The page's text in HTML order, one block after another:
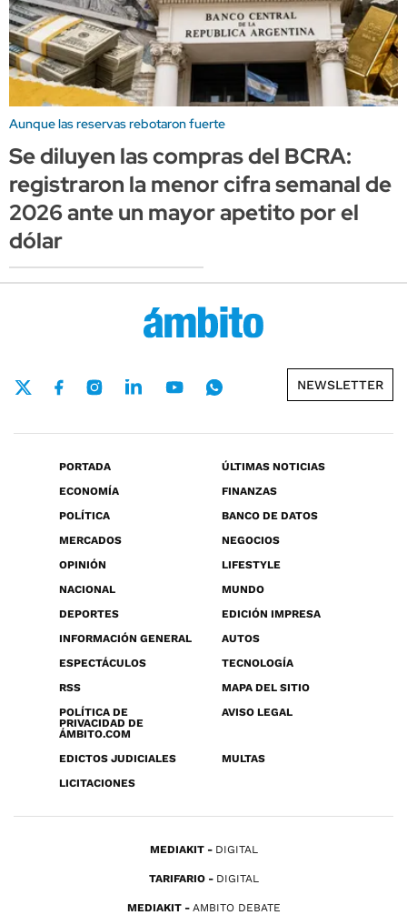
Aunque las reservas rebotaron fuerte
Se diluyen las compras del BCRA:
registraron la menor cifra semanal de
2026 ante un mayor apetito por el
dólar
NEWSLETTER
PORTADA
ÚLTIMAS NOTICIAS
ECONOMÍA
FINANZAS
POLÍTICA
BANCO DE DATOS
MERCADOS
NEGOCIOS
OPINIÓN
LIFESTYLE
NACIONAL
MUNDO
DEPORTES
EDICIÓN IMPRESA
INFORMACIÓN GENERAL
AUTOS
ESPECTÁCULOS
TECNOLOGÍA
RSS
MAPA DEL SITIO
POLÍTICA DE
PRIVACIDAD DE
ÁMBITO.COM
AVISO LEGAL
EDICTOS JUDICIALES
MULTAS
LICITACIONES
MEDIAKIT DIGITAL
TARIFARIO DIGITAL
MEDIAKIT AMBITO DEBATE